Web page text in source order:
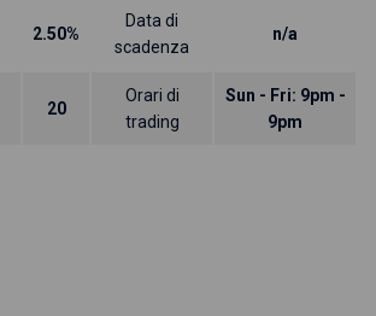
2.50%
Data di
scadenza
n/a
20
Orari di
trading
Sun - Fri: 9pm -
9pm